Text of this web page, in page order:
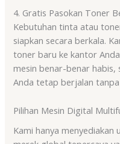
4. Gratis Pasokan Toner
Kebutuhan tinta atau
siapkan secara berkala.
toner baru ke kantor
mesin benar-benar
Anda tetap berjalan
Pilihan Mesin Digital
Kami hanya